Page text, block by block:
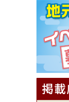
【ジモ
⇒8,800
（ミッ
[有効期限
【ジモ
理5品+2
ore（ピ
[有効期限
【ジモ